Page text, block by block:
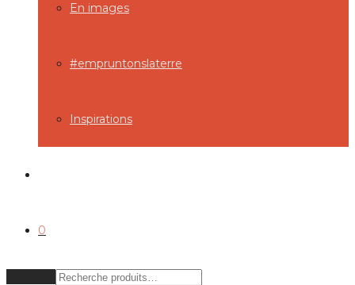
En images
#empruntonslaterre
Inspirations
0